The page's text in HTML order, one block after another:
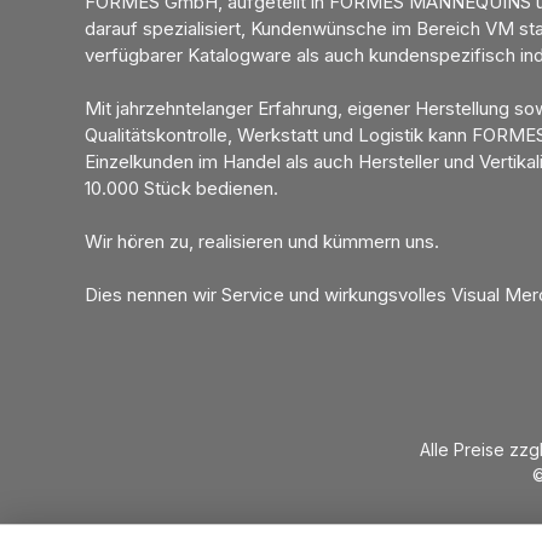
darauf spezialisiert, Kundenwünsche im Bereich VM
verfügbarer Katalogware als auch kundenspezifisch
Mit jahrzehntelanger Erfahrung, eigener Herstellung
Qualitätskontrolle, Werkstatt und Logistik kann
Einzelkunden im Handel als auch Hersteller und
10.000 Stück bedienen.
Wir hören zu, realisieren und kümmern uns.
Dies nennen wir Service und wirkungsvolles Visual
Alle Preise